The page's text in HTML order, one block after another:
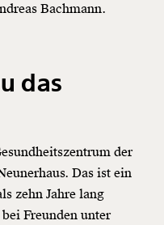
Bachmann.
das
der
Das ist ein
zehn Jahre lang
Freunden unter